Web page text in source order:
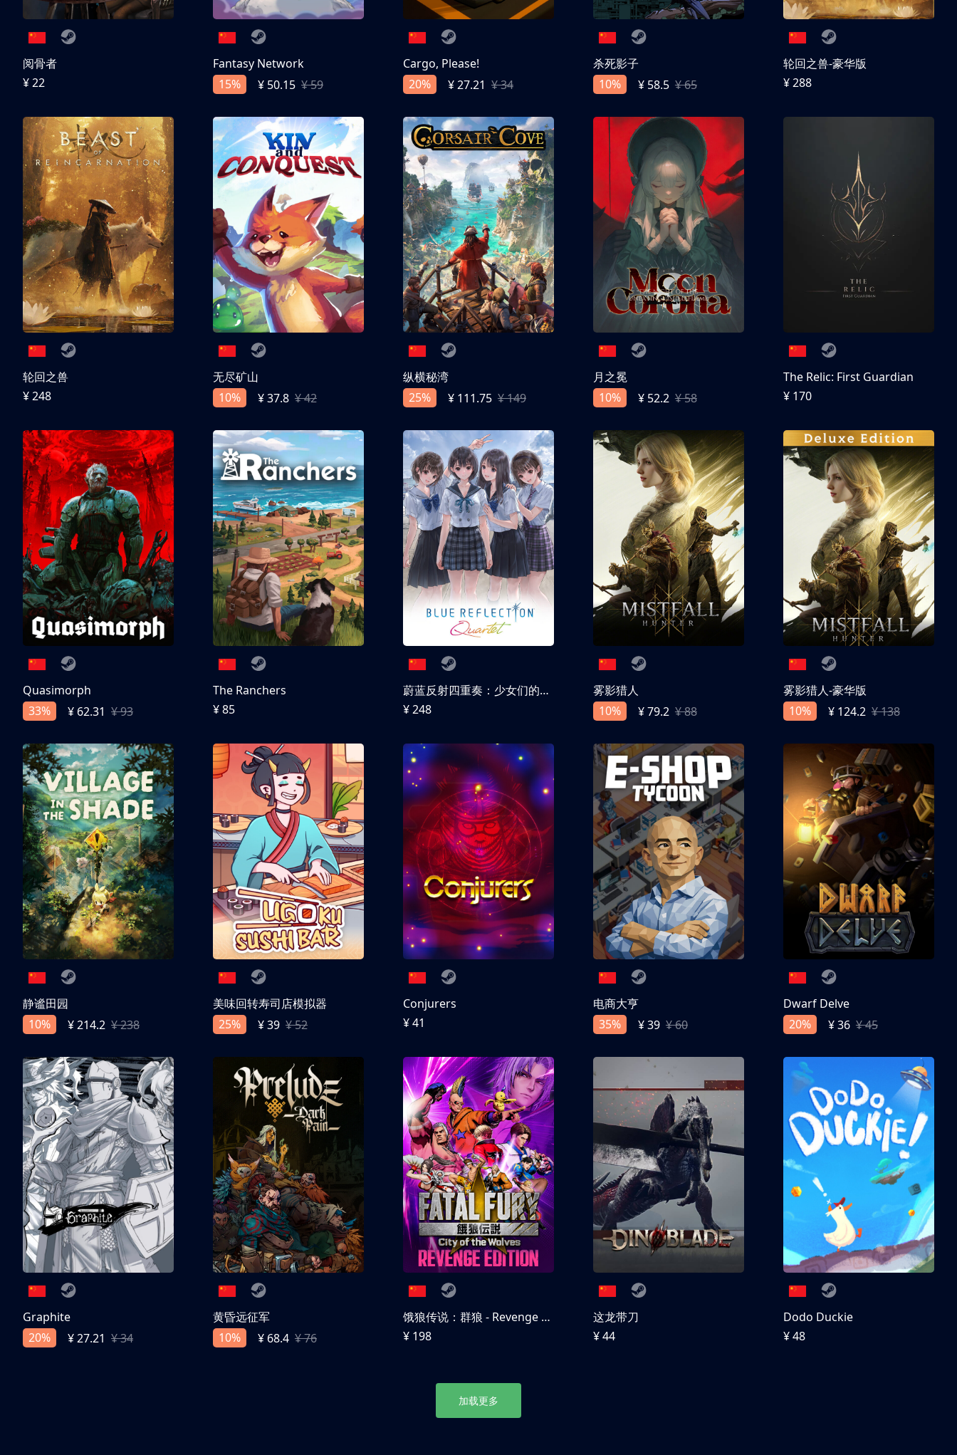
阅骨者
¥ 22
Fantasy Network
15%
¥ 50.15 ¥ 59
Cargo, Please!
20%
¥ 27.21 ¥ 34
杀死影子
10%
¥ 58.5 ¥ 65
轮回之兽-豪华版
¥ 288
轮回之兽
¥ 248
无尽矿山
10%
¥ 37.8 ¥ 42
纵横秘湾
25%
¥ 111.75 ¥ 149
月之冕
10%
¥ 52.2 ¥ 58
The Relic: First Guardian
¥ 170
Quasimorph
33%
¥ 62.31 ¥ 93
The Ranchers
¥ 85
蔚蓝反射四重奏：少女们的奇迹
¥ 248
雾影猎人
10%
¥ 79.2 ¥ 88
雾影猎人-豪华版
10%
¥ 124.2 ¥ 138
静谧田园
10%
¥ 214.2 ¥ 238
美味回转寿司店模拟器
25%
¥ 39 ¥ 52
Conjurers
¥ 41
电商大亨
35%
¥ 39 ¥ 60
Dwarf Delve
20%
¥ 36 ¥ 45
Graphite
20%
¥ 27.21 ¥ 34
黄昏远征军
10%
¥ 68.4 ¥ 76
饿狼传说：群狼 - Revenge Edition
¥ 198
这龙带刀
¥ 44
Dodo Duckie
¥ 48
加载更多